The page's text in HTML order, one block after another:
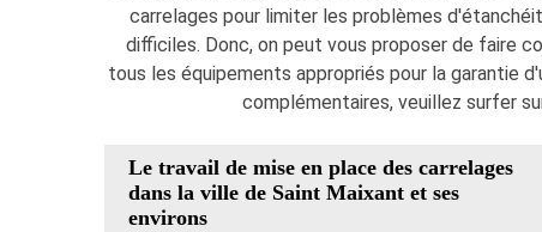
carrelages pour limiter les problèmes
difficiles. Donc, on peut vous proposer de faire
tous les équipements appropriés pour la garantie
complémentaires, veuillez surfer
Le travail de mise en place des carrelages
dans la ville de Saint Maixant et ses
environs